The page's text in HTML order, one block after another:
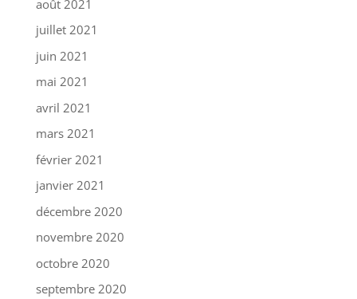
août 2021
juillet 2021
juin 2021
mai 2021
avril 2021
mars 2021
février 2021
janvier 2021
décembre 2020
novembre 2020
octobre 2020
septembre 2020